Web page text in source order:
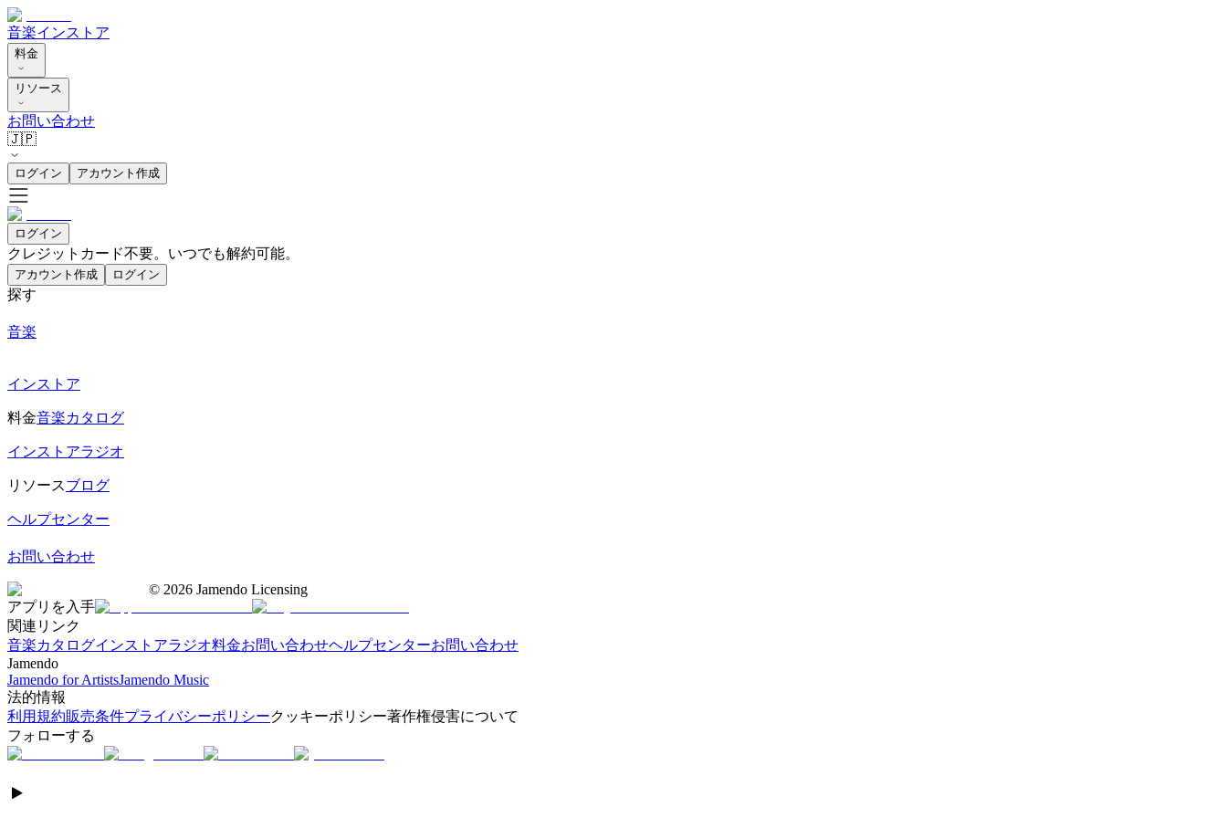
音楽インストア
料金
リソース
お問い合わせ
🇯🇵
ログイン アカウント作成
ログイン
クレジットカード不要。いつでも解約可能。
アカウント作成 ログイン
探す
音楽
インストア
料金音楽カタログ
インストアラジオ
リソースブログ
ヘルプセンター
お問い合わせ
© 2026 Jamendo Licensing
アプリを入手
関連リンク
音楽カタログインストアラジオ料金お問い合わせヘルプセンターお問い合わせ
Jamendo
Jamendo for ArtistsJamendo Music
法的情報
利用規約販売条件プライバシーポリシークッキーポリシー著作権侵害について
フォローする